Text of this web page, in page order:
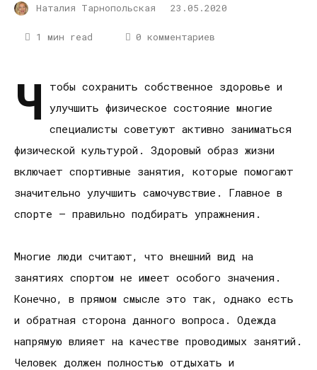
Наталия Тарнопольская 23.05.2020
1 мин read 0 комментариев
Ч
тобы сохранить собственное здоровье и
улучшить физическое состояние многие
специалисты советуют активно заниматься
физической культурой. Здоровый образ жизни
включает спортивные занятия, которые помогают
значительно улучшить самочувствие. Главное в
спорте – правильно подбирать упражнения.
Многие люди считают, что внешний вид на
занятиях спортом не имеет особого значения.
Конечно, в прямом смысле это так, однако есть
и обратная сторона данного вопроса. Одежда
напрямую влияет на качестве проводимых занятий.
Человек должен полностью отдыхать и